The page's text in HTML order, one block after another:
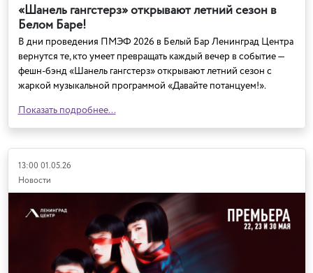
«Шанель гангстерз» открывают летний сезон в
Белом Баре!
В дни проведения ПМЭФ 2026 в Белый Бар Ленинград Центра
вернутся те, кто умеет превращать каждый вечер в событие —
фешн-бэнд «Шанель гангстерз» открывают летний сезон с
жаркой музыкальной программой «Давайте потанцуем!».
Показать подробнее...
13:00 01.05.26
Новости